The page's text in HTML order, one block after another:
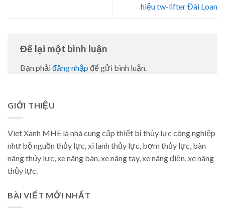
hiệu tw-lifter Đài Loan
Để lại một bình luận
Bạn phải đăng nhập để gửi bình luận.
GIỚI THIỆU
Viet Xanh MHE là nhà cung cấp thiết bị thủy lực công nghiệp
như bộ nguồn thủy lực, xi lanh thủy lực, bơm thủy lực, bàn
nâng thủy lực, xe nâng bàn, xe nâng tay, xe nâng điện, xe nâng
thủy lực.
BÀI VIẾT MỚI NHẤT